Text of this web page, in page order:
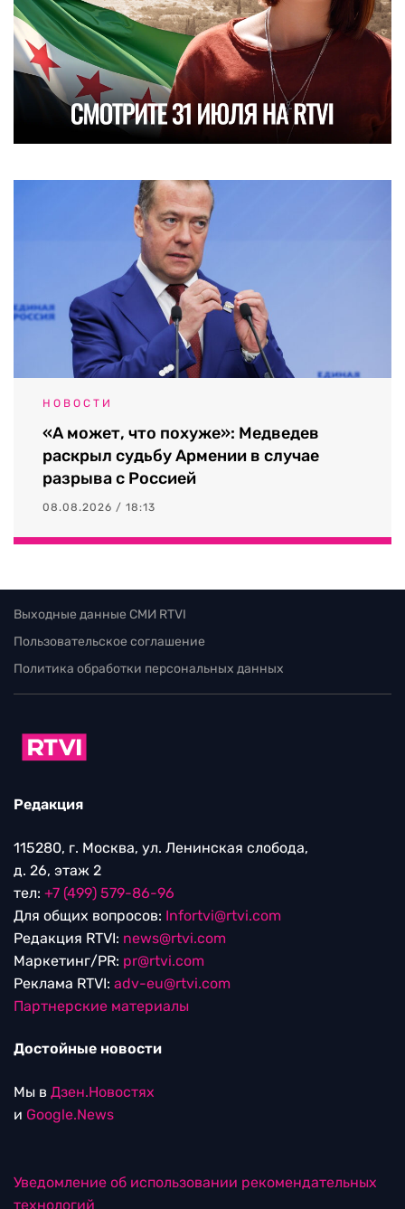
НОВОСТИ
«А может, что похуже»: Медведев
раскрыл судьбу Армении в случае
разрыва с Россией
08.08.2026 / 18:13
Выходные данные СМИ RTVI
Пользовательское соглашение
Политика обработки персональных данных
Редакция
115280, г. Москва, ул. Ленинская слобода,
д. 26, этаж 2
тел: +7 (499) 579-86-96
Для общих вопросов: Infortvi@rtvi.com
Редакция RTVI: news@rtvi.com
Маркетинг/PR: pr@rtvi.com
Реклама RTVI: adv-eu@rtvi.com
Партнерские материалы
Достойные новости
Мы в Дзен.Новостях
и Google.News
Уведомление об использовании рекомендательных
технологий